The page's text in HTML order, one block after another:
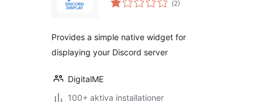
(antal
2)
Provides a simple native widget for
displaying your Discord server
DigitalME
100+ aktiva installationer